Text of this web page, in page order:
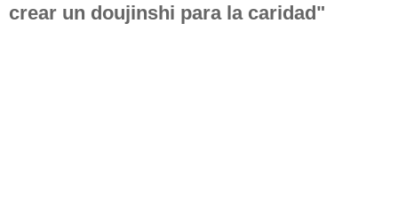
crear un doujinshi para la caridad"